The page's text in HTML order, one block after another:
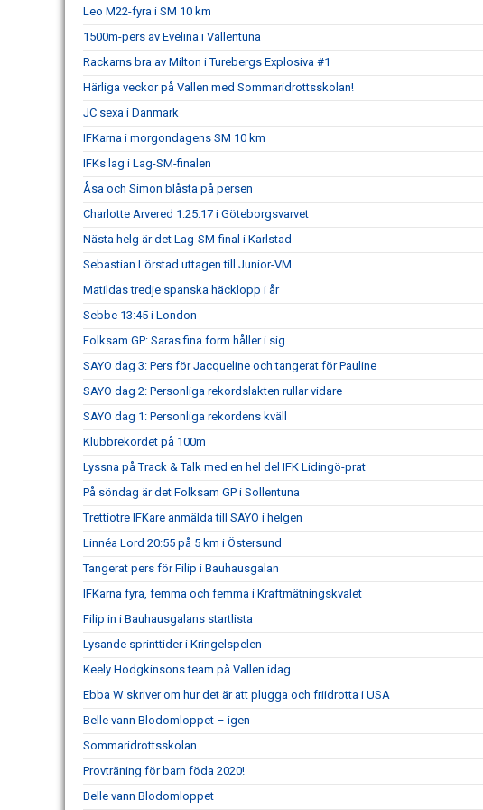
Leo M22-fyra i SM 10 km
1500m-pers av Evelina i Vallentuna
Rackarns bra av Milton i Turebergs Explosiva #1
Härliga veckor på Vallen med Sommaridrottsskolan!
JC sexa i Danmark
IFKarna i morgondagens SM 10 km
IFKs lag i Lag-SM-finalen
Åsa och Simon blåsta på persen
Charlotte Arvered 1:25:17 i Göteborgsvarvet
Nästa helg är det Lag-SM-final i Karlstad
Sebastian Lörstad uttagen till Junior-VM
Matildas tredje spanska häcklopp i år
Sebbe 13:45 i London
Folksam GP: Saras fina form håller i sig
SAYO dag 3: Pers för Jacqueline och tangerat för Pauline
SAYO dag 2: Personliga rekordslakten rullar vidare
SAYO dag 1: Personliga rekordens kväll
Klubbrekordet på 100m
Lyssna på Track & Talk med en hel del IFK Lidingö-prat
På söndag är det Folksam GP i Sollentuna
Trettiotre IFKare anmälda till SAYO i helgen
Linnéa Lord 20:55 på 5 km i Östersund
Tangerat pers för Filip i Bauhausgalan
IFKarna fyra, femma och femma i Kraftmätningskvalet
Filip in i Bauhausgalans startlista
Lysande sprinttider i Kringelspelen
Keely Hodgkinsons team på Vallen idag
Ebba W skriver om hur det är att plugga och friidrotta i USA
Belle vann Blodomloppet – igen
Sommaridrottsskolan
Provträning för barn föda 2020!
Belle vann Blodomloppet